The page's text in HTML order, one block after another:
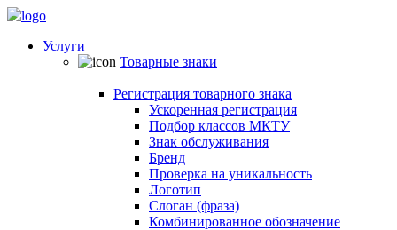
Услуги
Товарные знаки
Регистрация товарного знака
Ускоренная регистрация
Подбор классов МКТУ
Знак обслуживания
Бренд
Проверка на уникальность
Логотип
Слоган (фраза)
Комбинированное обозначение